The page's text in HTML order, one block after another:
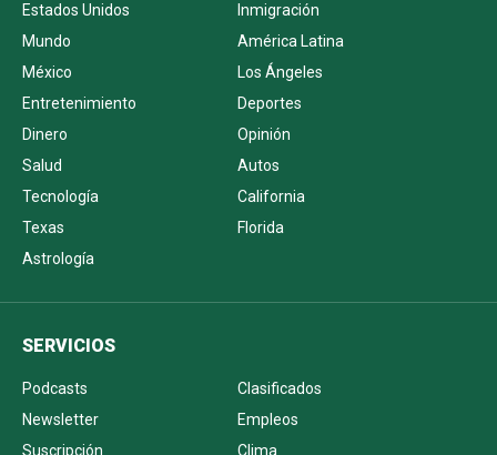
Estados Unidos
Inmigración
Mundo
América Latina
México
Los Ángeles
Entretenimiento
Deportes
Dinero
Opinión
Salud
Autos
Tecnología
California
Texas
Florida
Astrología
SERVICIOS
Podcasts
Clasificados
Newsletter
Empleos
Suscripción
Clima